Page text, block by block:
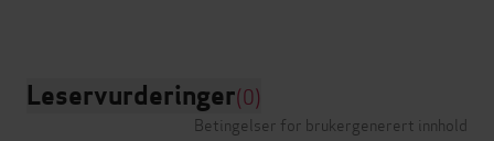
Leservurderinger(0)
Betingelser for brukergenerert innhold